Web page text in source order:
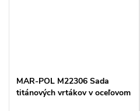
MAR-POL M22306 Sada
titánových vrtákov v oceľovom